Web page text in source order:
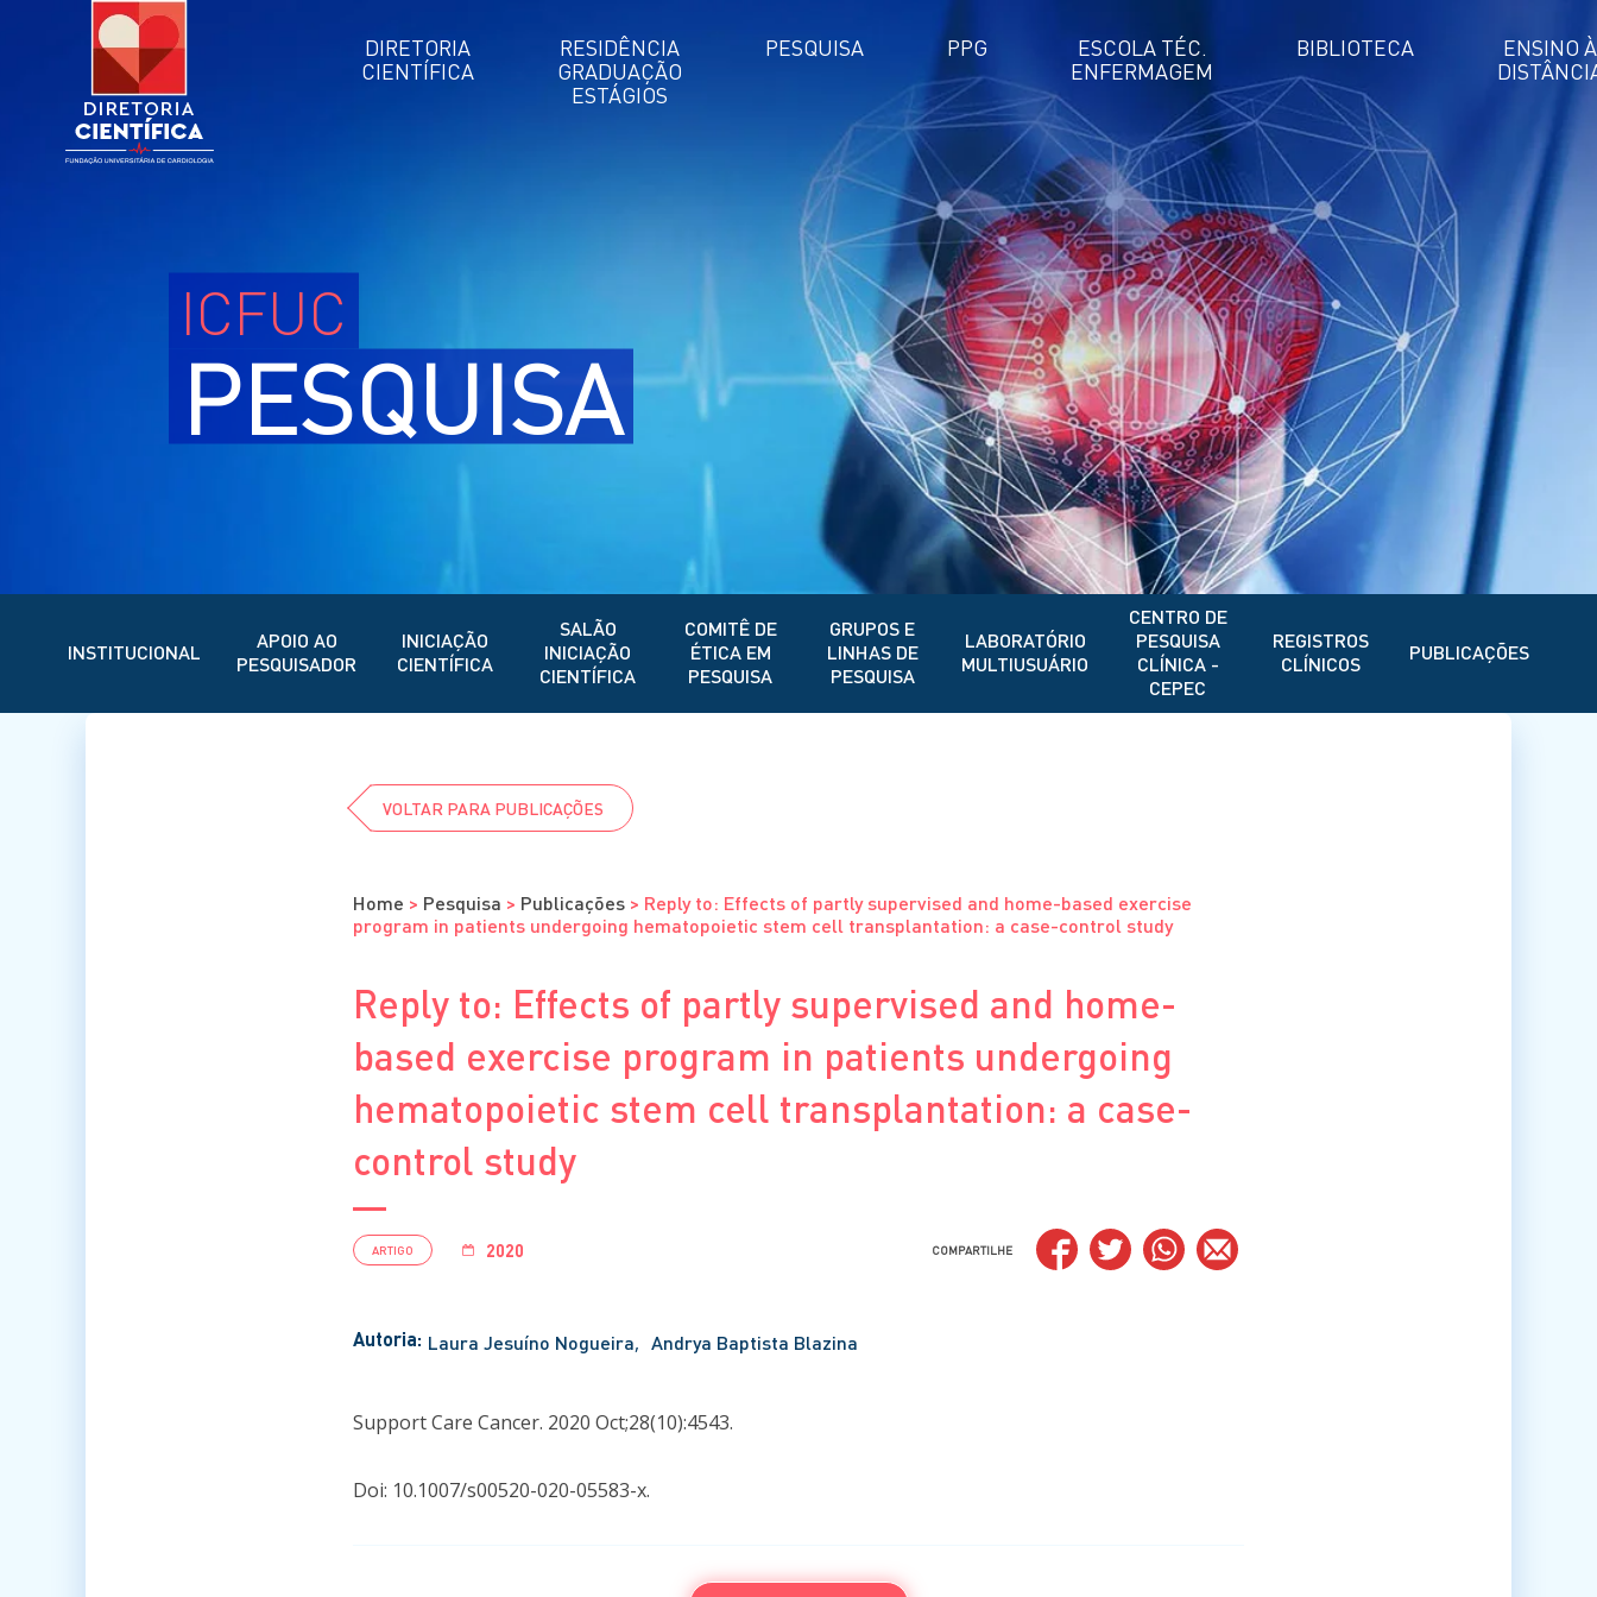
DIRETORIA
CIENTÍFICA
RESIDÊNCIA
GRADUAÇÃO
ESTÁGIOS
PESQUISA PPG
ESCOLA TÉC.
ENFERMAGEM
BIBLIOTECA
ENSINO À
ICFUC
PESQUISA
INSTITUCIONAL
APOIO AO
PESQUISADOR
INICIAÇÃO
CIENTÍFICA
SALÃO
INICIAÇÃO
CIENTÍFICA
COMITÊ DE
ÉTICA EM
PESQUISA
GRUPOS E
LINHAS DE
PESQUISA
LABORATÓRIO
MULTIUSUÁRIO
CENTRO DE
PESQUISA
CLÍNICA -
CEPEC
REGISTROS
CLÍNICOS
PUBLICAÇÕES
VOLTAR PARA PUBLICAÇÕES
Home > Pesquisa > Publicações > Reply to: Effects of partly supervised and home-based exercise
program in patients undergoing hematopoietic stem cell transplantation: a case-control study
Reply to: Effects of partly supervised and home-
based exercise program in patients undergoing
hematopoietic stem cell transplantation: a case-
control study
ARTIGO 2020 COMPARTILHE
Autoria: Laura Jesuíno Nogueira Andrya Baptista Blazina
Support Care Cancer. 2020 Oct;28(10):4543.
Doi: 10.1007/s00520-020-05583-x.